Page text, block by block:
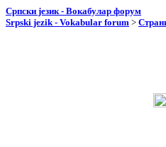
Српски језик - Вокабулар форум
Srpski jezik - Vokabular forum >